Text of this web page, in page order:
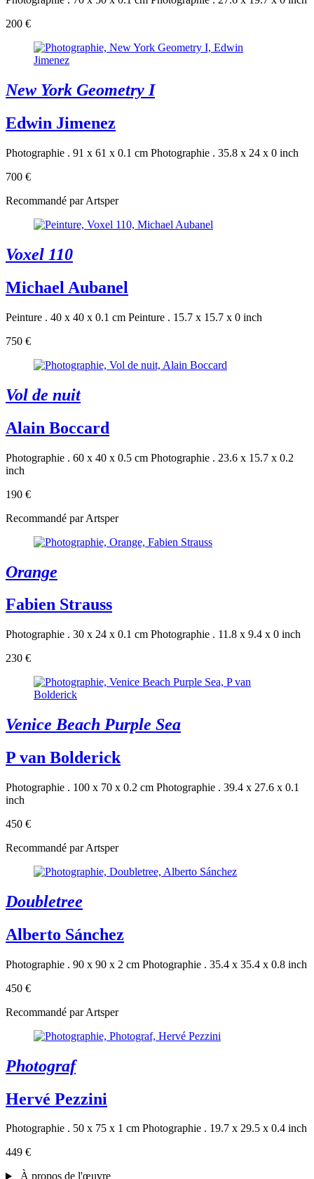
200 €
New York Geometry I
Edwin Jimenez
Photographie . 91 x 61 x 0.1 cm Photographie . 35.8 x 24 x 0 inch
700 €
Recommandé par Artsper
Voxel 110
Michael Aubanel
Peinture . 40 x 40 x 0.1 cm Peinture . 15.7 x 15.7 x 0 inch
750 €
Vol de nuit
Alain Boccard
Photographie . 60 x 40 x 0.5 cm Photographie . 23.6 x 15.7 x 0.2
inch
190 €
Recommandé par Artsper
Orange
Fabien Strauss
Photographie . 30 x 24 x 0.1 cm Photographie . 11.8 x 9.4 x 0 inch
230 €
Venice Beach Purple Sea
P van Bolderick
Photographie . 100 x 70 x 0.2 cm Photographie . 39.4 x 27.6 x 0.1
inch
450 €
Recommandé par Artsper
Doubletree
Alberto Sánchez
Photographie . 90 x 90 x 2 cm Photographie . 35.4 x 35.4 x 0.8 inch
450 €
Recommandé par Artsper
Photograf
Hervé Pezzini
Photographie . 50 x 75 x 1 cm Photographie . 19.7 x 29.5 x 0.4 inch
449 €
À propos de l'œuvre